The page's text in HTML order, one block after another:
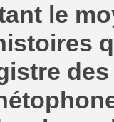
le